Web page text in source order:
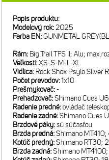
Popis produktu:
Modelový rok:2025
Farba EN:GUNMETAL
Rám: Big.Trail TFS II; Alu;
Veľkosti:XS-S-M-L-XL
Vidlica: Rock Shox Psylo Silver
Počet prevodov:1x10
Prešmykovač: -
Prehadzovač:Shimano Cues
Radenie predné:ovládač
Radenie zadné:Shimano Cues
Brzdové páky:sú súčasťou
Brzda predná:Shimano
Kotúč predný:Shimano RT30;
Brzda zadná:Shimano